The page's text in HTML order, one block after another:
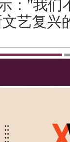
示："我
艺复兴